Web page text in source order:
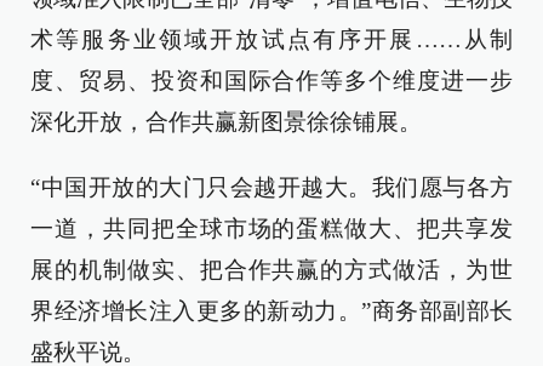
术等服务业领域开放试点有序开展……从制
度、贸易、投资和国际合作等多个维度进一步
深化开放，合作共赢新图景徐徐铺展。
“中国开放的大门只会越开越大。我们愿与各方
一道，共同把全球市场的蛋糕做大、把共享发
展的机制做实、把合作共赢的方式做活，为世
界经济增长注入更多的新动力。”商务部副部长
盛秋平说。